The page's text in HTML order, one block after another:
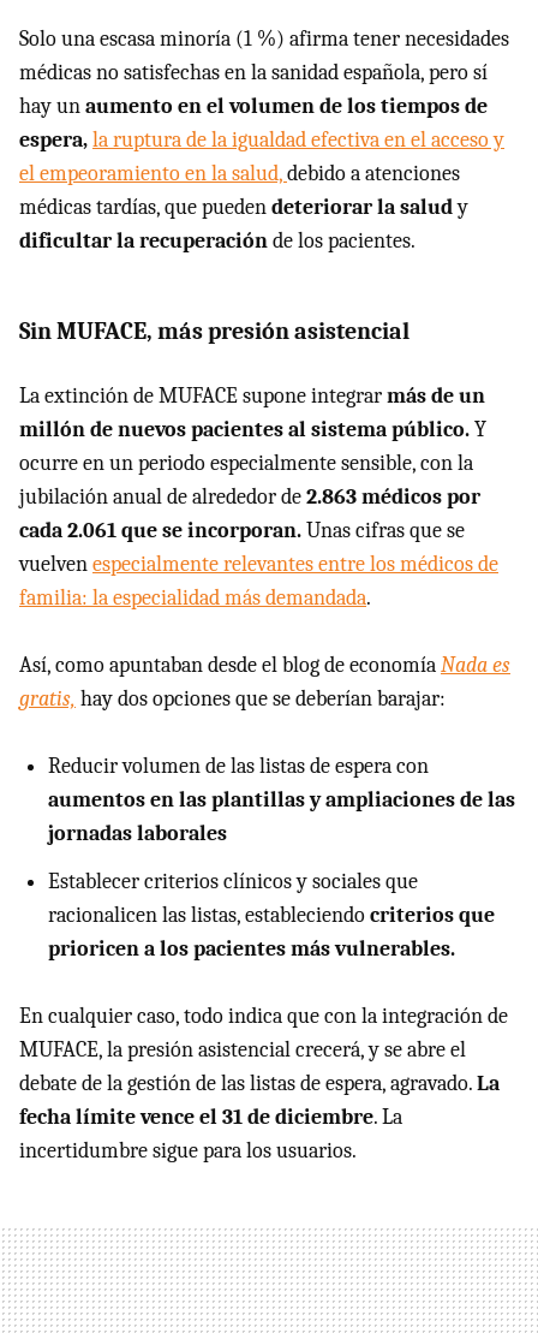
Solo una escasa minoría (1 %) afirma tener necesidades
médicas no satisfechas en la sanidad española, pero sí
hay unaumento en el volumen de los tiempos de
espera,la ruptura de la igualdad efectiva en el acceso y
el empeoramiento en la salud,debido a atenciones
médicas tardías, que puedendeteriorar la saludy
dificultar la recuperaciónde los pacientes.
Sin MUFACE, más presión asistencial
La extinción de MUFACE supone integrarmás de un
millón de nuevos pacientes al sistema público.Y
ocurre en un periodo especialmente sensible, con la
jubilación anual de alrededor de2.863 médicos por
cada 2.061 que se incorporan.Unas cifras que se
vuelvenespecialmente relevantes entre los médicos de
familia: la especialidad más demandada.
Así, como apuntaban desde el blog de economíaNada es
gratis, hay dos opciones que se deberían barajar:
Reducir volumen de las listas de espera con
aumentos en las plantillas y ampliaciones de las
jornadas laborales
Establecer criterios clínicos y sociales que
racionalicen las listas, estableciendocriterios que
prioricen a los pacientes más vulnerables.
En cualquier caso, todo indica que con la integración de
MUFACE, la presión asistencial crecerá, y se abre el
debate de la gestión de las listas de espera, agravado.La
fecha límite vence el 31 de diciembre. La
incertidumbre sigue para los usuarios.